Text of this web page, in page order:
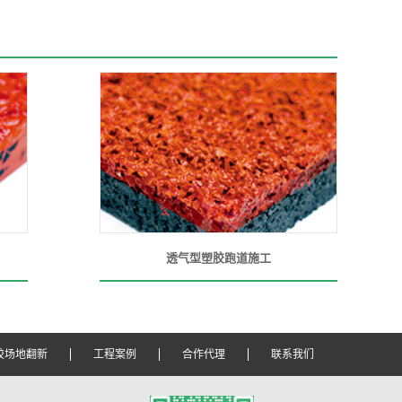
透气型塑胶跑道施工
场地翻新 工程案例 合作代理 联系我们